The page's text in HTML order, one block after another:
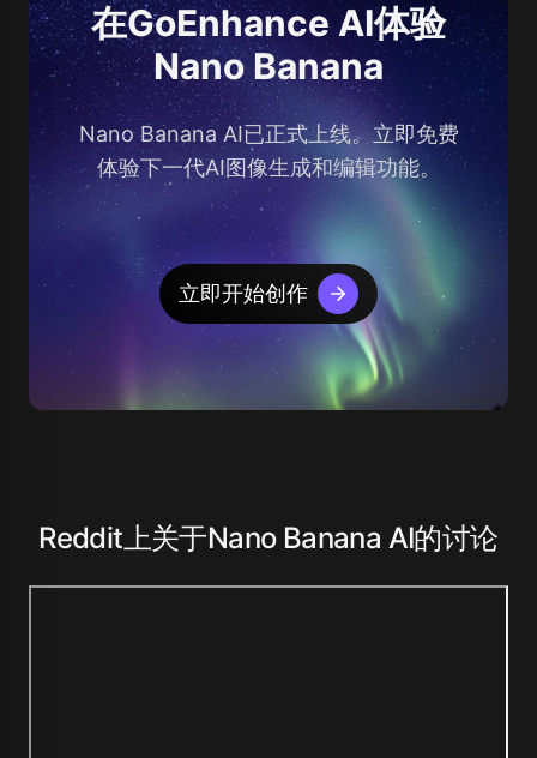
在GoEnhance AI体验
Nano Banana
Nano Banana AI已正式上线。立即免费
体验下一代AI图像生成和编辑功能。
立即开始创作
Reddit上关于Nano Banana AI的讨论